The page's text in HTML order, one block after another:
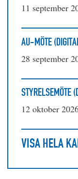
11 september
AU-MÖTE
28 september
STYRELSEMÖTE
12 oktober
VISA HELA